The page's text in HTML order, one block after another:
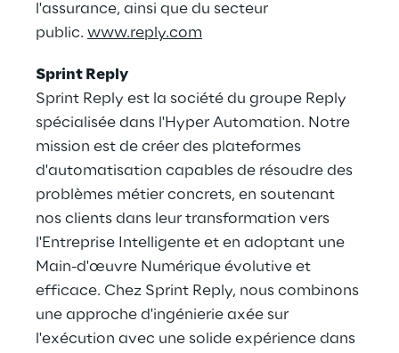
l'assurance, ainsi que du secteur
public. www.reply.com
Sprint Reply
Sprint Reply est la société du groupe Reply
spécialisée dans l'Hyper Automation. Notre
mission est de créer des plateformes
d'automatisation capables de résoudre des
problèmes métier concrets, en soutenant
nos clients dans leur transformation vers
l'Entreprise Intelligente et en adoptant une
Main-d'œuvre Numérique évolutive et
efficace. Chez Sprint Reply, nous combinons
une approche d'ingénierie axée sur
l'exécution avec une solide expérience dans